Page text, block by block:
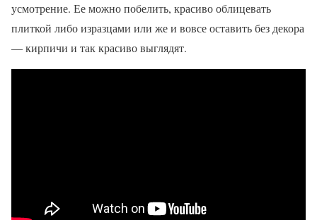
усмотрение. Ее можно побелить, красиво облицевать
плиткой либо изразцами или же и вовсе оставить без декора
— кирпичи и так красиво выглядят.